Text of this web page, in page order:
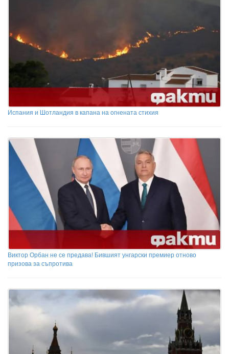
Испания и Шотландия в капана на огнената стихия
Виктор Орбан не се предава! Бившият унгарски премиер отново
призова за съпротива